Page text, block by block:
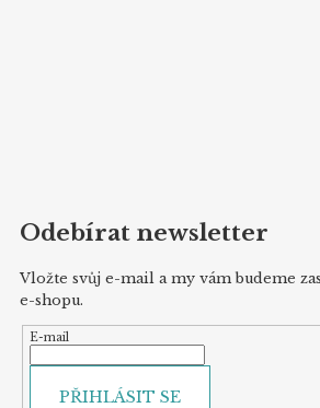
Odebírat newsletter
Vložte svůj e-mail a my vám budeme
e-shopu.
E-mail
PŘIHLÁSIT SE